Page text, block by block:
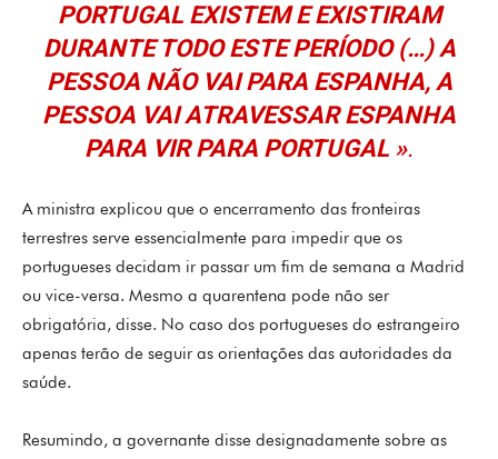
PORTUGAL EXISTEM E EXISTIRAM
DURANTE TODO ESTE PERÍODO (…) A
PESSOA NÃO VAI PARA ESPANHA, A
PESSOA VAI ATRAVESSAR ESPANHA
PARA VIR PARA PORTUGAL ».
A ministra explicou que o encerramento das fronteiras
terrestres serve essencialmente para impedir que os
portugueses decidam ir passar um fim de semana a Madrid
ou vice-versa. Mesmo a quarentena pode não ser
obrigatória, disse. No caso dos portugueses do estrangeiro
apenas terão de seguir as orientações das autoridades da
saúde.
Resumindo, a governante disse designadamente sobre as